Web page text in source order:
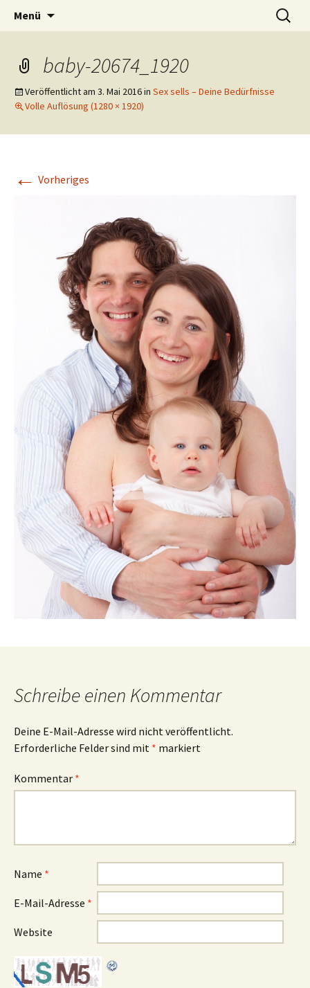
Lebensfreude-Akademie
Lerne deinen stressigen Alltag mit mehr
Freude und Gelassenheit erfolgreich meistern
und genießen zu können.
Menü
Suchen
nach:
baby-20674_1920
Veröffentlicht am 3. Mai 2016in Sex sells – Deine Bedürfnisse
Volle Auflösung (1280 × 1920)
← Vorheriges
Schreibe einen Kommentar
Deine E-Mail-Adresse wird nicht veröffentlicht.
Erforderliche Felder sind mit * markiert
Kommentar *
Name *
E-Mail-Adresse *
Website